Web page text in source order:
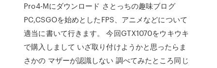
Pro4-Mにダウンロード さとっちの趣味ブログ
PC,CSGOを始めとしたFPS、アニメなどについて
適当に書いて行きます。 今回GTX1070をウキウキ
で購入しまして いざ取り付けようかと思ったらま
さかの マザーが認識しない 調べてみたところ同じ